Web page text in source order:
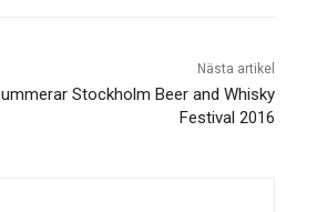
Nästa artikel
Stockholm Beer and Whisky
Festival 2016